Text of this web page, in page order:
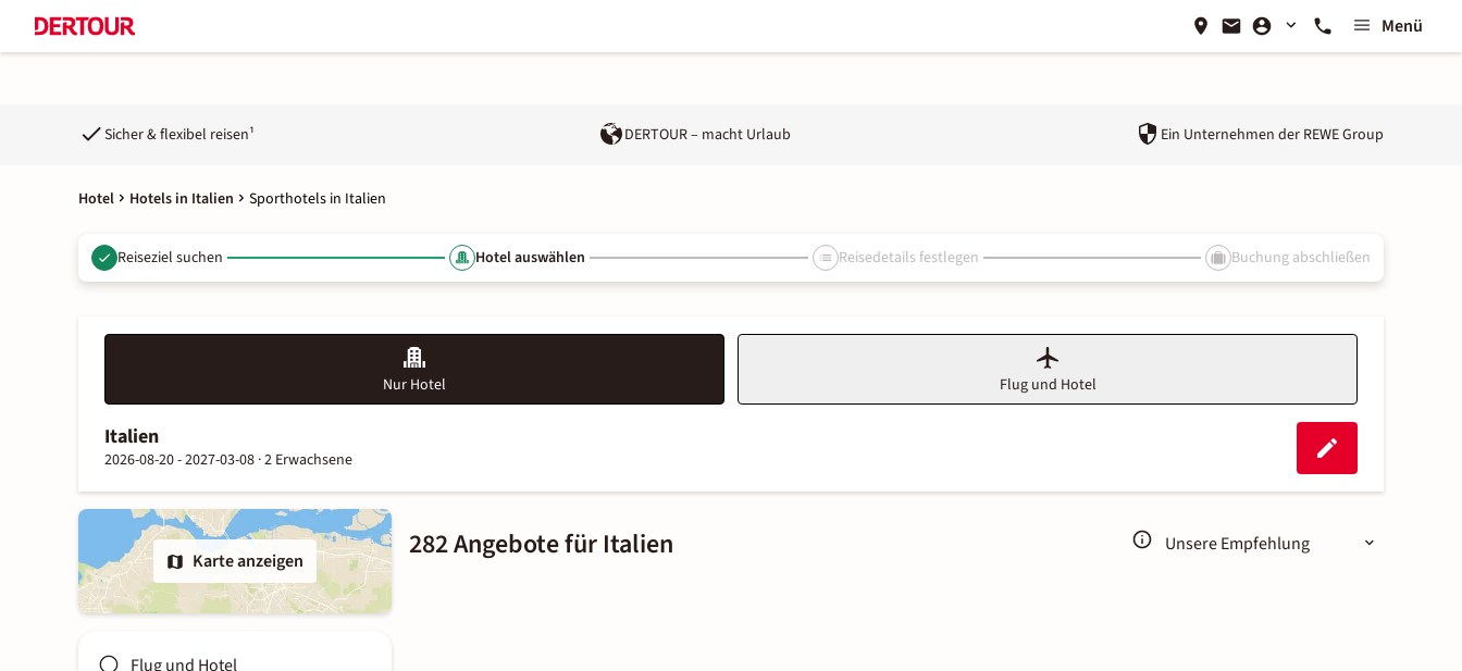
Menü
Sicher & flexibel reisen¹ DERTOUR – macht Urlaub Ein Unternehmen der REWE Group
Hotel Hotels in Italien Sporthotels in Italien
Reiseziel suchen Hotel auswählen Reisedetails festlegen Buchung abschließen
Nur Hotel Flug und Hotel
Italien
2026-08-20 - 2027-03-08 ·2 Erwachsene
Karte anzeigen
Flug und Hotel
282 Angebote für Italien